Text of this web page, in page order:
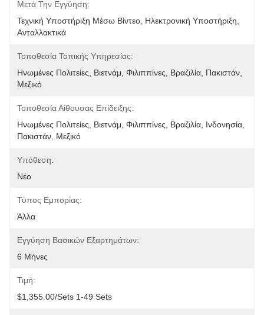
Μετά Την Εγγύηση:
Τεχνική Υποστήριξη Μέσω Βίντεο, Ηλεκτρονική Υποστήριξη,
Ανταλλακτικά
Τοποθεσία Τοπικής Υπηρεσίας:
Ηνωμένες Πολιτείες, Βιετνάμ, Φιλιππίνες, Βραζιλία, Πακιστάν,
Μεξικό
Τοποθεσία Αίθουσας Επίδειξης:
Ηνωμένες Πολιτείες, Βιετνάμ, Φιλιππίνες, Βραζιλία, Ινδονησία,
Πακιστάν, Μεξικό
Υπόθεση:
Νέο
Τύπος Εμπορίας:
Άλλα
Εγγύηση Βασικών Εξαρτημάτων:
6 Μήνες
Τιμή:
$1,355.00/sets 1-49 Sets